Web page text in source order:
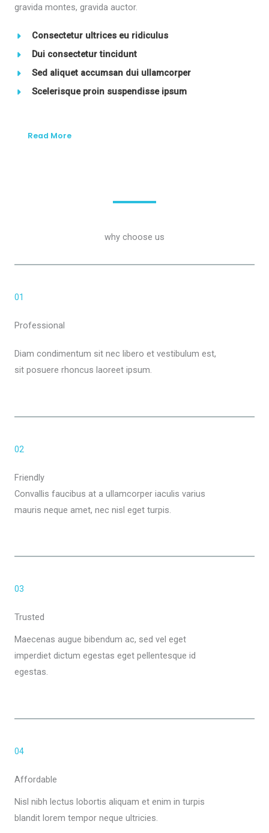
gravida montes, gravida auctor.
Consectetur ultrices eu ridiculus
Dui consectetur tincidunt
Sed aliquet accumsan dui ullamcorper
Scelerisque proin suspendisse ipsum
Read More
why choose us
01
Professional
Diam condimentum sit nec libero et vestibulum est,
sit posuere rhoncus laoreet ipsum.
02
Friendly
Convallis faucibus at a ullamcorper iaculis varius
mauris neque amet, nec nisl eget turpis.
03
Trusted
Maecenas augue bibendum ac, sed vel eget
imperdiet dictum egestas eget pellentesque id
egestas.
04
Affordable
Nisl nibh lectus lobortis aliquam et enim in turpis
blandit lorem tempor neque ultricies.